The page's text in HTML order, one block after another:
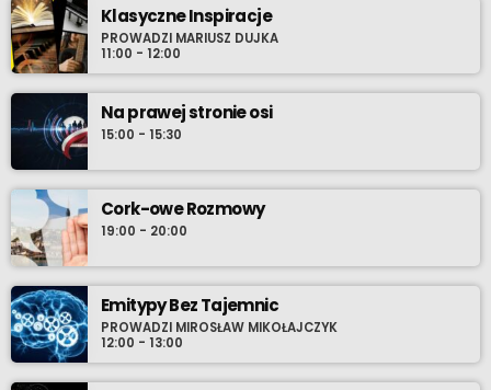
Klasyczne Inspiracje
PROWADZI MARIUSZ DUJKA
11:00 - 12:00
Na prawej stronie osi
15:00 - 15:30
Cork-owe Rozmowy
19:00 - 20:00
Emitypy Bez Tajemnic
PROWADZI MIROSŁAW MIKOŁAJCZYK
12:00 - 13:00